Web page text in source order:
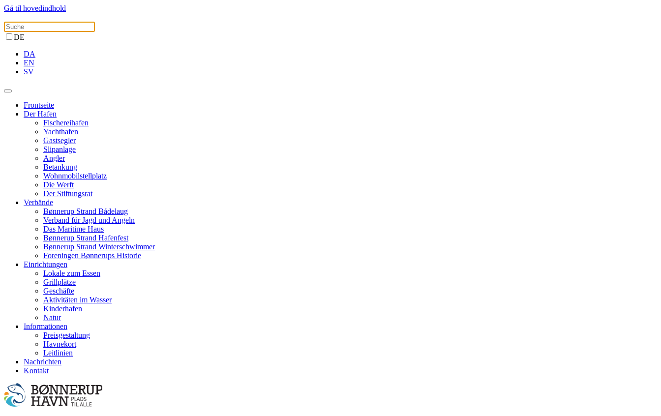
Gå til hovedindhold
DE
DA
EN
SV
Frontseite
Der Hafen
Fischereihafen
Yachthafen
Gastsegler
Slipanlage
Angler
Betankung
Wohnmobilstellplatz
Die Werft
Der Stiftungsrat
Verbände
Bønnerup Strand Bådelaug
Verband für Jagd und Angeln
Das Maritime Haus
Bønnerup Strand Hafenfest
Bønnerup Strand Winterschwimmer
Foreningen Bønnerups Historie
Einrichtungen
Lokale zum Essen
Grillplätze
Geschäfte
Aktivitäten im Wasser
Kinderhafen
Natur
Informationen
Preisgestaltung
Havnekort
Leitlinien
Nachrichten
Kontakt